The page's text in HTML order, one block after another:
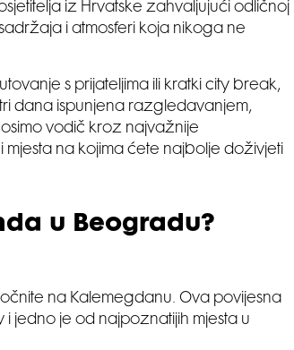
iz Hrvatske zahvaljujući odličnoj
i atmosferi koja nikoga ne
s prijateljima ili kratki city break,
dana ispunjena razgledavanjem,
vodič kroz najvažnije
mjesta na kojima ćete najbolje doživjeti
u Beogradu?
na Kalemegdanu. Ova povijesna
i jedno je od najpoznatijih mjesta u